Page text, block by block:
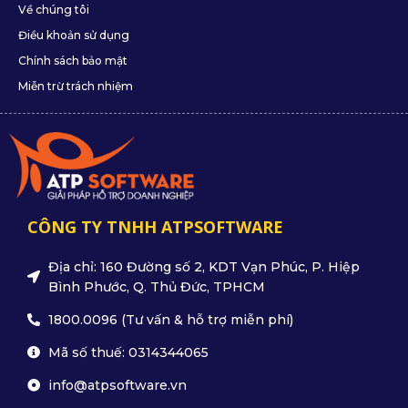
Về chúng tôi
Điều khoản sử dụng
Chính sách bảo mật
Miễn trừ trách nhiệm
CÔNG TY TNHH ATPSOFTWARE
Địa chỉ: 160 Đường số 2, KDT Vạn Phúc, P. Hiệp
Bình Phước, Q. Thủ Đức, TPHCM
1800.0096 (Tư vấn & hỗ trợ miễn phí)
Mã số thuế: 0314344065
info@atpsoftware.vn